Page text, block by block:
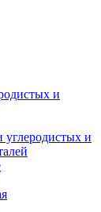
и
углеродистых и